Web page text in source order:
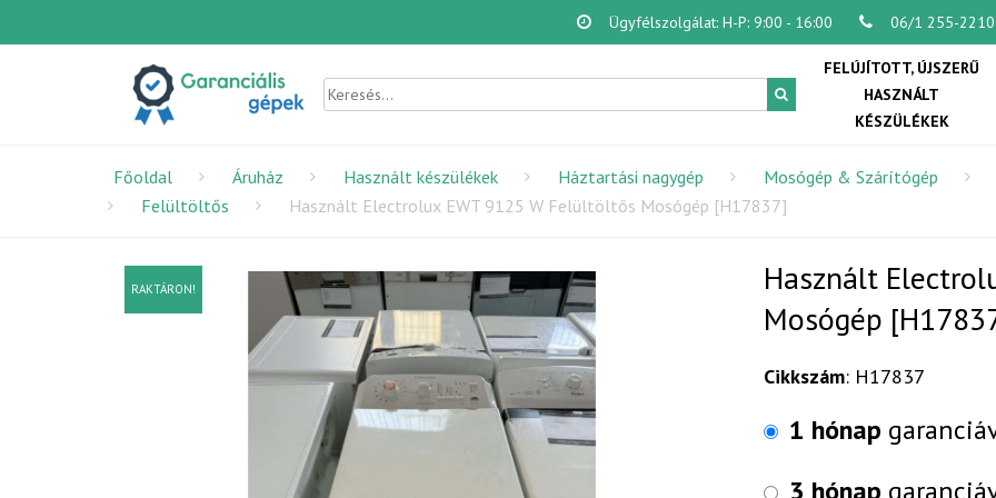
Ügyfélszolgálat: H-P: 9:00 - 16:00 06/1 255-2210
FELÚJÍTOTT, ÚJSZERŰ
HASZNÁLT
KÉSZÜLÉKEK
Főoldal Áruház Használt készülékek Háztartási nagygép Mosógép & Szárítógép
Felültöltős
Használt Electrolux EWT 9125 W Felültöltős Mosógép [H17837]
RAKTÁRON!
Használt
Mosógép
Cikkszám: H17837
1 hónap
3 hónap